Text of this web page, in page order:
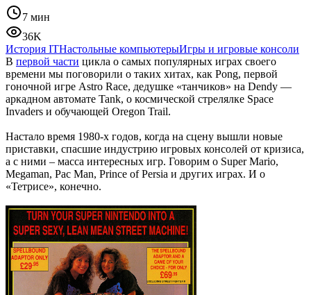
7 мин
36K
История ITНастольные компьютерыИгры и игровые консоли
В первой части цикла о самых популярных играх своего
времени мы поговорили о таких хитах, как Pong, первой
гоночной игре Astro Race, дедушке «танчиков» на Dendy —
аркадном автомате Tank, о космической стрелялке Space
Invaders и обучающей Oregon Trail.
Настало время 1980-х годов, когда на сцену вышли новые
приставки, спасшие индустрию игровых консолей от кризиса,
а с ними – масса интересных игр. Говорим о Super Mario,
Megaman, Pac Man, Prince of Persia и других играх. И о
«Тетрисе», конечно.